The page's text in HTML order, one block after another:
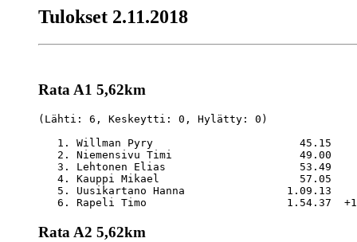
Tulokset 2.11.2018
Rata A1 5,62km
(Lähti: 6, Keskeytti: 0, Hylätty: 0)
1. Willman Pyry
2. Niemensivu Timi                    49.00
3. Lehtonen Elias                     53.49
4. Kauppi Mikael                      57.05
5. Uusikartano Hanna                1.09.13
Rata A2 5,62km